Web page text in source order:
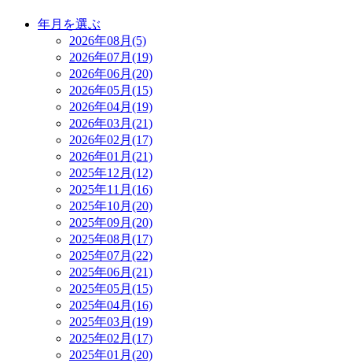
年月を選ぶ
2026年08月(5)
2026年07月(19)
2026年06月(20)
2026年05月(15)
2026年04月(19)
2026年03月(21)
2026年02月(17)
2026年01月(21)
2025年12月(12)
2025年11月(16)
2025年10月(20)
2025年09月(20)
2025年08月(17)
2025年07月(22)
2025年06月(21)
2025年05月(15)
2025年04月(16)
2025年03月(19)
2025年02月(17)
2025年01月(20)